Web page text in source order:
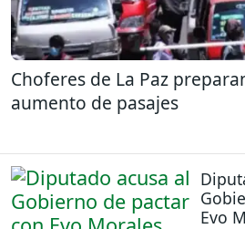
Choferes de La Paz
aumento de pasajes
Evo